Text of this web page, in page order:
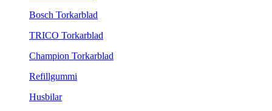
Bosch Torkarblad
TRICO Torkarblad
Champion Torkarblad
Refillgummi
Husbilar